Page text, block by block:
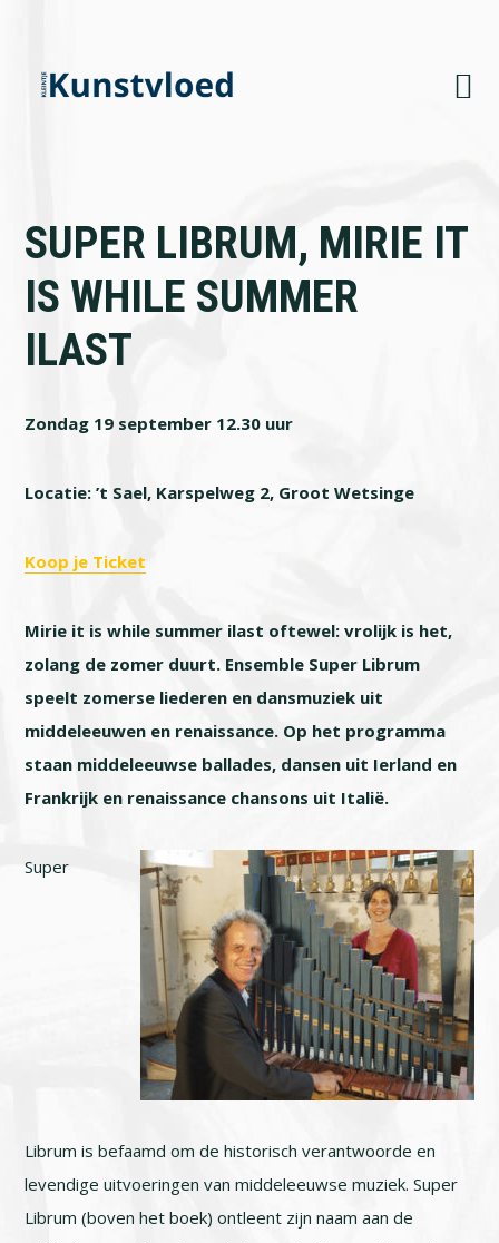
primary
navigation
content
footer
SUPER LIBRUM, MIRIE IT
IS WHILE SUMMER
ILAST
Zondag 19 september 12.30 uur
Locatie: ’t Sael, Karspelweg 2, Groot Wetsinge
Koop je Ticket
Mirie it is while summer ilast oftewel: vrolijk is het,
zolang de zomer duurt. Ensemble Super Librum
speelt zomerse liederen en dansmuziek uit
middeleeuwen en renaissance. Op het programma
staan middeleeuwse ballades, dansen uit Ierland en
Frankrijk en renaissance chansons uit Italië.
Super
Librum is befaamd om de historisch verantwoorde en
levendige uitvoeringen van middeleeuwse muziek. Super
Librum (boven het boek) ontleent zijn naam aan de